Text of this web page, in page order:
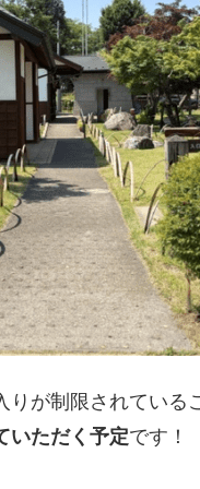
りが制限されている
いただく予定です！